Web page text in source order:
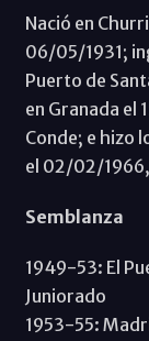
Nació en
06/05/1931;
Puerto de
en Granada el
Conde; e hizo
el 02/02/1966,
Semblanza
1949-53: El
Juniorado
1953-55: